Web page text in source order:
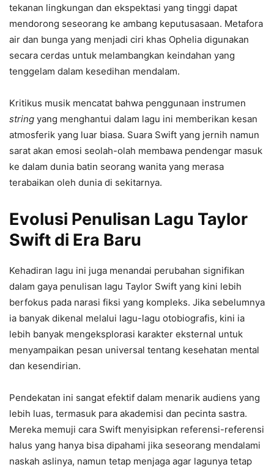
tekanan lingkungan dan ekspektasi yang tinggi dapat
mendorong seseorang ke ambang keputusasaan. Metafora
air dan bunga yang menjadi ciri khas Ophelia digunakan
secara cerdas untuk melambangkan keindahan yang
tenggelam dalam kesedihan mendalam.
Kritikus musik mencatat bahwa penggunaan instrumen
string yang menghantui dalam lagu ini memberikan kesan
atmosferik yang luar biasa. Suara Swift yang jernih namun
sarat akan emosi seolah-olah membawa pendengar masuk
ke dalam dunia batin seorang wanita yang merasa
terabaikan oleh dunia di sekitarnya.
Evolusi Penulisan Lagu Taylor
Swift di Era Baru
Kehadiran lagu ini juga menandai perubahan signifikan
dalam gaya penulisan lagu Taylor Swift yang kini lebih
berfokus pada narasi fiksi yang kompleks. Jika sebelumnya
ia banyak dikenal melalui lagu-lagu otobiografis, kini ia
lebih banyak mengeksplorasi karakter eksternal untuk
menyampaikan pesan universal tentang kesehatan mental
dan kesendirian.
Pendekatan ini sangat efektif dalam menarik audiens yang
lebih luas, termasuk para akademisi dan pecinta sastra.
Mereka memuji cara Swift menyisipkan referensi-referensi
halus yang hanya bisa dipahami jika seseorang mendalami
naskah aslinya, namun tetap menjaga agar lagunya tetap